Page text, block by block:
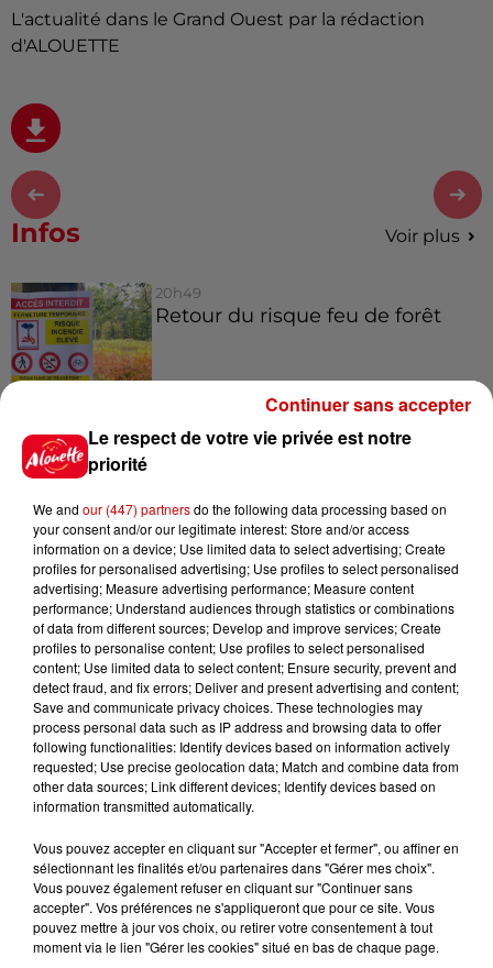
L'actualité dans le Grand Ouest par la rédaction
d'ALOUETTE
Infos Voir plus
20h49
Retour du risque feu de forêt
17h13
15h48
Éclipse solaire : le vrai du faux
sur les lunettes de protection
14h47
Jouets antistress "Squishy" :
appel à la prudence après un
incident
Jeux Voir plus
Le respect de votre vie privée est notre
priorité
We and our (447) partnersdo the following data processing based on
your consent and/or our legitimate interest: Store and/or access
information on a device; Use limited data to select advertising; Create
profiles for personalised advertising; Use profiles to select personalised
advertising; Measure advertising performance; Measure content
performance; Understand audiences through statistics or combinations
of data from different sources; Develop and improve services; Create
profiles to personalise content; Use profiles to select personalised
content; Use limited data to select content; Ensure security, prevent and
detect fraud, and fix errors; Deliver and present advertising and content;
Save and communicate privacy choices. These technologies may
process personal data such as IP address and browsing data to offer
following functionalities: Identify devices based on information actively
requested; Use precise geolocation data; Match and combine data from
other data sources; Link different devices; Identify devices based on
information transmitted automatically.
Vous pouvez accepter en cliquant sur "Accepter et fermer", ou affiner en
sélectionnant les finalités et/ou partenaires dans "Gérer mes choix".
Vous pouvez également refuser en cliquant sur "Continuer sans
accepter". Vos préférences ne s'appliqueront que pour ce site. Vous
pouvez mettre à jour vos choix, ou retirer votre consentement à tout
moment via le lien "Gérer les cookies" situé en bas de chaque page.
Continuer sans accepter